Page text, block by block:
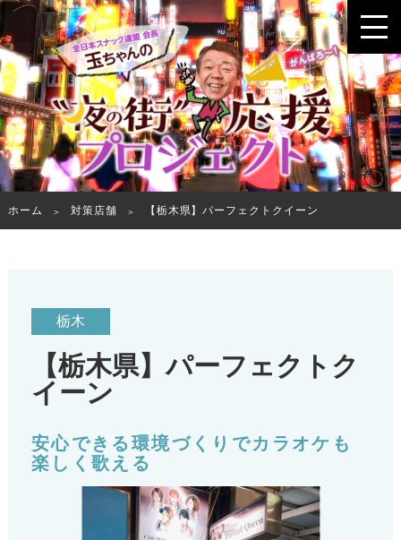
ホーム 対策店舗 【栃木県】パーフェクトクイーン
栃木
【栃木県】パーフェクトク
イーン
安心できる環境づくりでカラオケも
楽しく歌える